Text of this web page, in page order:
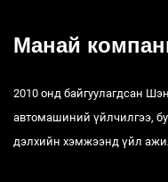
Манай
2010 онд байгуулагдсан
автомашиний үйлчилгээ,
дэлхийн хэмжээнд үйл